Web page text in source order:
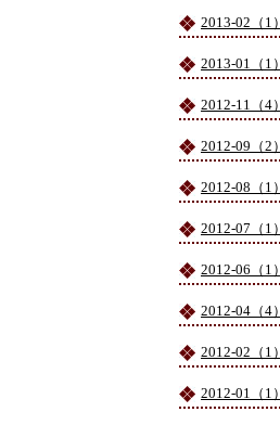
2013-02（1）
2013-01（1）
2012-11（4）
2012-09（2）
2012-08（1）
2012-07（1）
2012-06（1）
2012-04（4）
2012-02（1）
2012-01（1）